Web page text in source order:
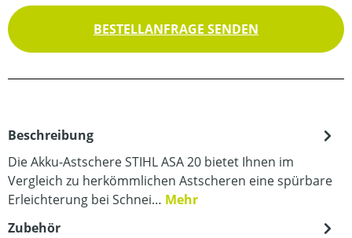
BESTELLANFRAGE SENDEN
Beschreibung
Die Akku-Astschere STIHL ASA 20 bietet Ihnen im
Vergleich zu herkömmlichen Astscheren eine spürbare
Erleichterung bei Schnei… Mehr
Zubehör